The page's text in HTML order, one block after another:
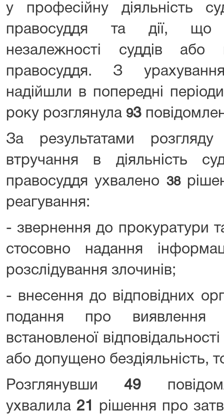
у професійну діяльність
правосуддя та дії, що
незалежності суддів або
правосуддя. З
надійшли в попередні
року розглянула 93
За результатами розгляду
втручання в діяльність
правосуддя ухвалено 38
реагування:
- звернення до прокуратури
стосовно надання
розслідування злочинів;
- внесення до відповідних
подання про виявлення
встановленої
або допущено бездіяльність,
Розглянувши49
ухвалила 21 рішення про